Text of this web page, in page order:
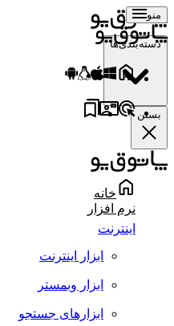
منو
دسته‌بندی‌ها
بستن
خانه
نرم افزار
اینترنت
ابزار اینترنت
ابزار وبمستر
ابزارهای جستجو